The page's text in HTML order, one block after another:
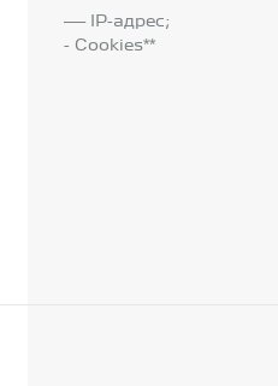
— IP-адрес;
- Cookies**